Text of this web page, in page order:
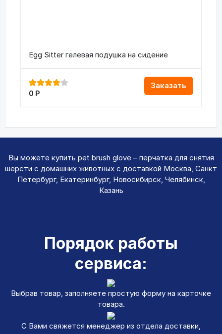
Egg Sitter гелевая подушка на сидение
Заказать
0 Р
Вы можете купить pet brush glove – перчатка для снятия
шерсти с домашних животных с доставкой Москва, Санкт
Петербург, Екатеринбург, Новосибирск, Челябинск,
Казань
Порядок работы
сервиса:
Выбрав товар, заполняете простую форму на карточке
товара.
С Вами свяжется менеджер из отдела доставки,